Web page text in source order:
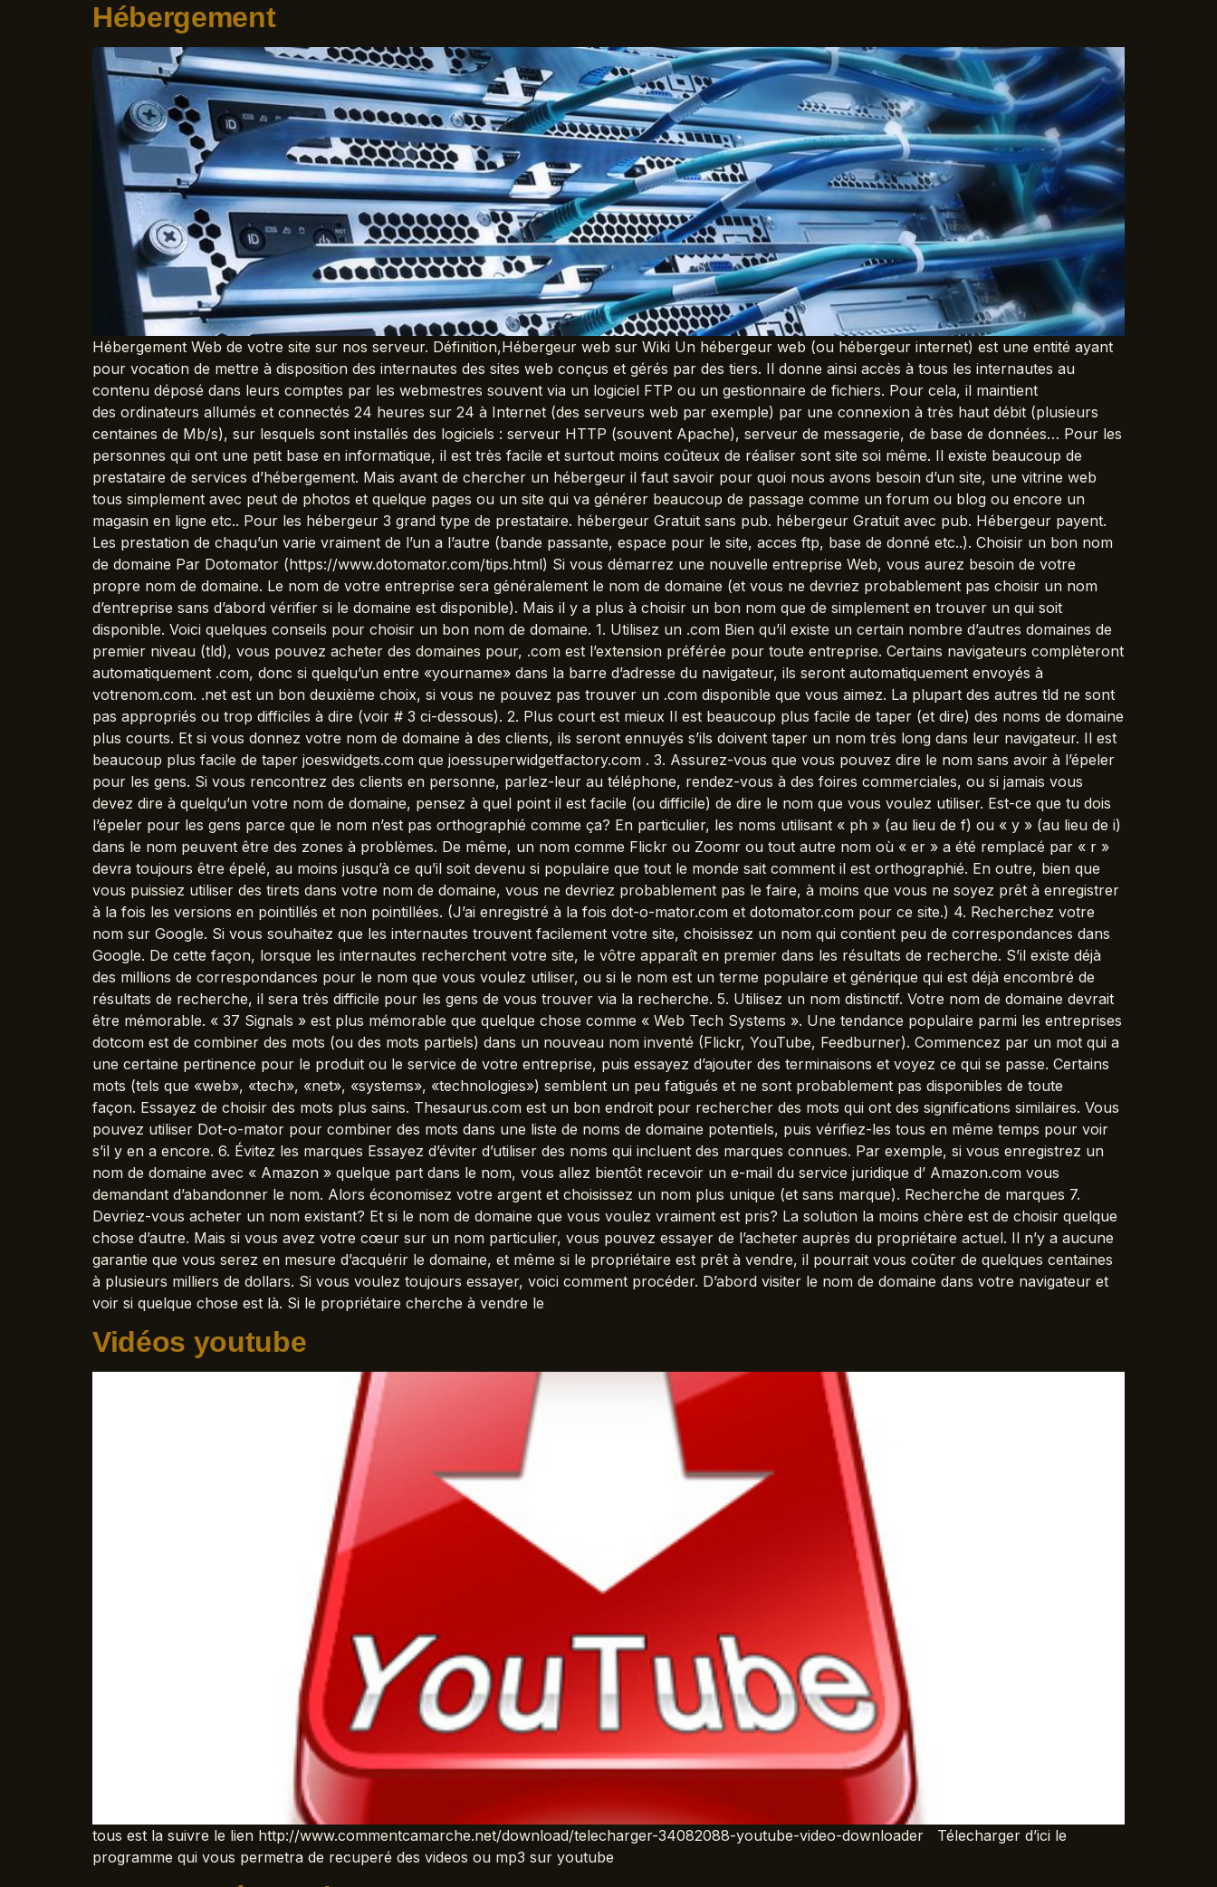
Hébergement
Hébergement Web de votre site sur nos serveur. Définition,Hébergeur web sur Wiki Un hébergeur web (ou hébergeur internet) est une entité ayant
pour vocation de mettre à disposition des internautes des sites web conçus et gérés par des tiers. Il donne ainsi accès à tous les internautes au
contenu déposé dans leurs comptes par les webmestres souvent via un logiciel FTP ou un gestionnaire de fichiers. Pour cela, il maintient
des ordinateurs allumés et connectés 24 heures sur 24 à Internet (des serveurs web par exemple) par une connexion à très haut débit (plusieurs
centaines de Mb/s), sur lesquels sont installés des logiciels : serveur HTTP (souvent Apache), serveur de messagerie, de base de données… Pour les
personnes qui ont une petit base en informatique, il est très facile et surtout moins coûteux de réaliser sont site soi même. Il existe beaucoup de
prestataire de services d’hébergement. Mais avant de chercher un hébergeur il faut savoir pour quoi nous avons besoin d’un site, une vitrine web
tous simplement avec peut de photos et quelque pages ou un site qui va générer beaucoup de passage comme un forum ou blog ou encore un
magasin en ligne etc.. Pour les hébergeur 3 grand type de prestataire. hébergeur Gratuit sans pub. hébergeur Gratuit avec pub. Hébergeur payent.
Les prestation de chaqu’un varie vraiment de l’un a l’autre (bande passante, espace pour le site, acces ftp, base de donné etc..). Choisir un bon nom
de domaine Par Dotomator (https://www.dotomator.com/tips.html) Si vous démarrez une nouvelle entreprise Web, vous aurez besoin de votre
propre nom de domaine. Le nom de votre entreprise sera généralement le nom de domaine (et vous ne devriez probablement pas choisir un nom
d’entreprise sans d’abord vérifier si le domaine est disponible). Mais il y a plus à choisir un bon nom que de simplement en trouver un qui soit
disponible. Voici quelques conseils pour choisir un bon nom de domaine. 1. Utilisez un .com Bien qu’il existe un certain nombre d’autres domaines de
premier niveau (tld), vous pouvez acheter des domaines pour, .com est l’extension préférée pour toute entreprise. Certains navigateurs complèteront
automatiquement .com, donc si quelqu’un entre «yourname» dans la barre d’adresse du navigateur, ils seront automatiquement envoyés à
votrenom.com. .net est un bon deuxième choix, si vous ne pouvez pas trouver un .com disponible que vous aimez. La plupart des autres tld ne sont
pas appropriés ou trop difficiles à dire (voir # 3 ci-dessous). 2. Plus court est mieux Il est beaucoup plus facile de taper (et dire) des noms de domaine
plus courts. Et si vous donnez votre nom de domaine à des clients, ils seront ennuyés s’ils doivent taper un nom très long dans leur navigateur. Il est
beaucoup plus facile de taper joeswidgets.com que joessuperwidgetfactory.com . 3. Assurez-vous que vous pouvez dire le nom sans avoir à l’épeler
pour les gens. Si vous rencontrez des clients en personne, parlez-leur au téléphone, rendez-vous à des foires commerciales, ou si jamais vous
devez dire à quelqu’un votre nom de domaine, pensez à quel point il est facile (ou difficile) de dire le nom que vous voulez utiliser. Est-ce que tu dois
l’épeler pour les gens parce que le nom n’est pas orthographié comme ça? En particulier, les noms utilisant « ph » (au lieu de f) ou « y » (au lieu de i)
dans le nom peuvent être des zones à problèmes. De même, un nom comme Flickr ou Zoomr ou tout autre nom où « er » a été remplacé par « r »
devra toujours être épelé, au moins jusqu’à ce qu’il soit devenu si populaire que tout le monde sait comment il est orthographié. En outre, bien que
vous puissiez utiliser des tirets dans votre nom de domaine, vous ne devriez probablement pas le faire, à moins que vous ne soyez prêt à enregistrer
à la fois les versions en pointillés et non pointillées. (J’ai enregistré à la fois dot-o-mator.com et dotomator.com pour ce site.) 4. Recherchez votre
nom sur Google. Si vous souhaitez que les internautes trouvent facilement votre site, choisissez un nom qui contient peu de correspondances dans
Google. De cette façon, lorsque les internautes recherchent votre site, le vôtre apparaît en premier dans les résultats de recherche. S’il existe déjà
des millions de correspondances pour le nom que vous voulez utiliser, ou si le nom est un terme populaire et générique qui est déjà encombré de
résultats de recherche, il sera très difficile pour les gens de vous trouver via la recherche. 5. Utilisez un nom distinctif. Votre nom de domaine devrait
être mémorable. « 37 Signals » est plus mémorable que quelque chose comme « Web Tech Systems ». Une tendance populaire parmi les entreprises
dotcom est de combiner des mots (ou des mots partiels) dans un nouveau nom inventé (Flickr, YouTube, Feedburner). Commencez par un mot qui a
une certaine pertinence pour le produit ou le service de votre entreprise, puis essayez d’ajouter des terminaisons et voyez ce qui se passe. Certains
mots (tels que «web», «tech», «net», «systems», «technologies») semblent un peu fatigués et ne sont probablement pas disponibles de toute
façon. Essayez de choisir des mots plus sains. Thesaurus.com est un bon endroit pour rechercher des mots qui ont des significations similaires. Vous
pouvez utiliser Dot-o-mator pour combiner des mots dans une liste de noms de domaine potentiels, puis vérifiez-les tous en même temps pour voir
s’il y en a encore. 6. Évitez les marques Essayez d’éviter d’utiliser des noms qui incluent des marques connues. Par exemple, si vous enregistrez un
nom de domaine avec « Amazon » quelque part dans le nom, vous allez bientôt recevoir un e-mail du service juridique d’ Amazon.com vous
demandant d’abandonner le nom. Alors économisez votre argent et choisissez un nom plus unique (et sans marque). Recherche de marques 7.
Devriez-vous acheter un nom existant? Et si le nom de domaine que vous voulez vraiment est pris? La solution la moins chère est de choisir quelque
chose d’autre. Mais si vous avez votre cœur sur un nom particulier, vous pouvez essayer de l’acheter auprès du propriétaire actuel. Il n’y a aucune
garantie que vous serez en mesure d’acquérir le domaine, et même si le propriétaire est prêt à vendre, il pourrait vous coûter de quelques centaines
à plusieurs milliers de dollars. Si vous voulez toujours essayer, voici comment procéder. D’abord visiter le nom de domaine dans votre navigateur et
voir si quelque chose est là. Si le propriétaire cherche à vendre le
Vidéos youtube
tous est la suivre le lien http://www.commentcamarche.net/download/telecharger-34082088-youtube-video-downloader Télecharger d’ici le
programme qui vous permetra de recuperé des videos ou mp3 sur youtube